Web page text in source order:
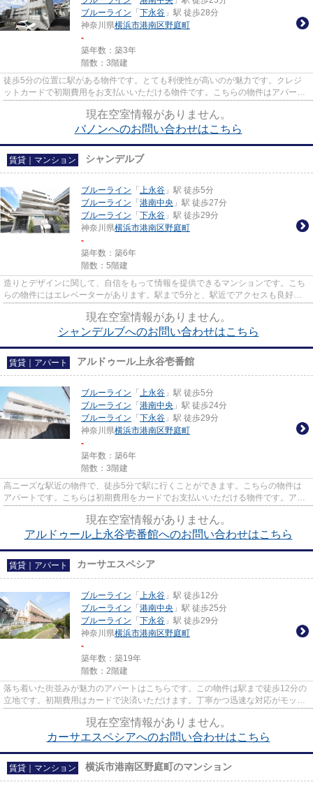
ブルーライン 「 下永谷 」駅 徒歩28分
神奈川県横浜市港南区野庭町
-
築年数：築3年
階数：3階建
徒歩5分の位置に駅がある物件です。とても利便性が高いのが魅力です。クレジ
ットカードで初期費用をお支払いいただける物件です。こちらの物件はアパート
現在空室情報がありません。
バノンへのお問い合わせはこちら
賃貸｜マンション シャンデルブ
ブルーライン 「 上永谷 」駅 徒歩5分
ブルーライン 「 港南中央 」駅 徒歩27分
ブルーライン 「 下永谷 」駅 徒歩29分
神奈川県横浜市港南区野庭町
-
築年数：築6年
階数：5階建
造りとデザインに関して、自信をもって情報を提供できるマンションです。こち
らの物件にはエレベーターがあります。駅まで5分と、駅近でアクセスも良好な
現在空室情報がありません。
シャンデルブへのお問い合わせはこちら
賃貸｜アパート アルドゥール上永谷壱番館
ブルーライン 「 上永谷 」駅 徒歩5分
ブルーライン 「 港南中央 」駅 徒歩24分
ブルーライン 「 下永谷 」駅 徒歩29分
神奈川県横浜市港南区野庭町
-
築年数：築6年
階数：3階建
高ニーズな駅近の物件で、徒歩5分で駅に行くことができます。こちらの物件は
アパートです。こちらは初期費用をカードでお支払いいただける物件です。アパ
現在空室情報がありません。
アルドゥール上永谷壱番館へのお問い合わせはこちら
賃貸｜アパート カーサエスペシア
ブルーライン 「 上永谷 」駅 徒歩12分
ブルーライン 「 港南中央 」駅 徒歩25分
ブルーライン 「 下永谷 」駅 徒歩29分
神奈川県横浜市港南区野庭町
-
築年数：築19年
階数：2階建
落ち着いた街並みが魅力のアパートはこちらです。この物件は駅まで徒歩12分の
立地です。初期費用はカードで決済いただけます。丁寧かつ迅速な対応がモット
現在空室情報がありません。
カーサエスペシアへのお問い合わせはこちら
賃貸｜マンション 横浜市港南区野庭町のマンション